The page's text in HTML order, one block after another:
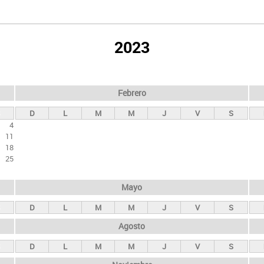
2023
4
11
18
25
Febrero
D L M M J V S
Mayo
D L M M J V S
Agosto
D L M M J V S